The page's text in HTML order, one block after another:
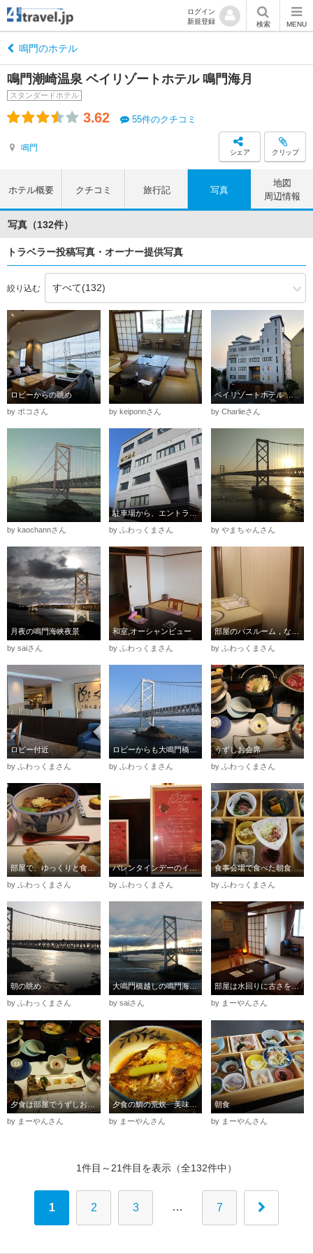
ログイン
新規登録
検索 MENU
鳴門のホテル
鳴門潮崎温泉 ベイリゾートホテル 鳴門海月
スタンダードホテル
3.62 55件のクチコミ
鳴門 シェア クリップ
ホテル概要 クチコミ 旅行記 写真
地図
周辺情報
写真（132件）
トラベラー投稿写真・オーナー提供写真
絞り込む
ロビーからの眺め
by ポコさん
by keiponnさん
ベイリゾートホテル 鳴門海月
by Charlieさん
by kaochannさん
駐車場から、エントランス付近です
by ふわっくまさん
by やまちゃんさん
月夜の鳴門海峡夜景
by saiさん
和室,オーシャンビュー
by ふわっくまさん
by ふわっくまさん
ロビー付近
by ふわっくまさん
ロビーからも大鳴門橋が見えました
by ふわっくまさん
うずしお会席
by ふわっくまさん
部屋で、ゆっくりと食事が出来ました
by ふわっくまさん
バレンタインデーのイベントがありました
by ふわっくまさん
食事会場で食べた朝食
by ふわっくまさん
朝の眺め
by ふわっくまさん
大鳴門橋越しの鳴門海峡ご来光
by saiさん
部屋は水回りに古さを感じましたが、問題なかったです。
by まーやんさん
夕食は部屋でうずしお会席
by まーやんさん
夕食の鯛の荒炊 美味しかった！
by まーやんさん
朝食
by まーやんさん
1件目～21件目を表示（全132件中）
1 2 3 … 7